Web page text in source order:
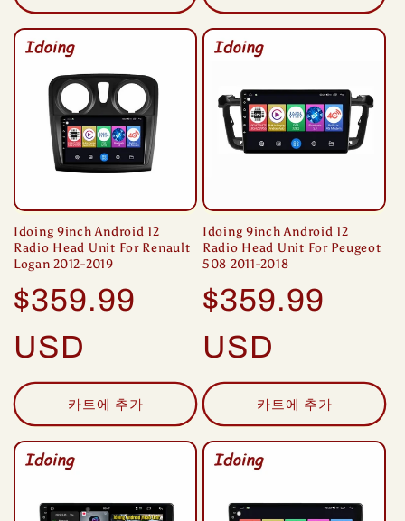
Idoing 9inch Android 12
Radio Head Unit For Renault
Logan 2012-2019
정
가
$359.99
USD
카트에 추가
Idoing 9inch Android 12
Radio Head Unit For Peugeot
508 2011-2018
정
가
$359.99
USD
카트에 추가